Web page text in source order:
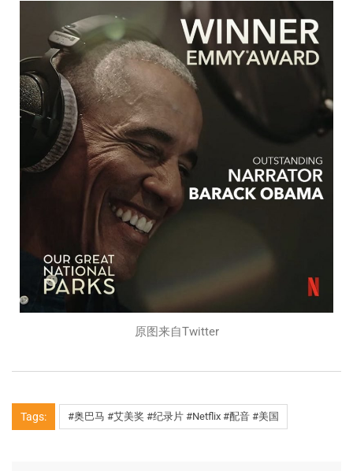
原图来自Twitter
Tags: #奥巴马 #艾美奖 #纪录片 #Netflix #配音 #美国